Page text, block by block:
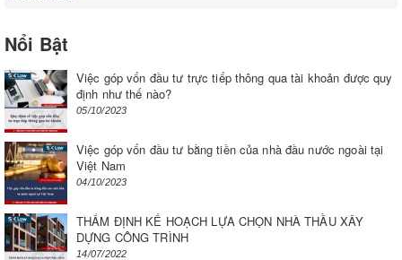
Nổi Bật
Việc góp vốn đầu tư trực tiếp thông qua tài khoản được quy
định như thế nào?
05/10/2023
Việc góp vốn đầu tư bằng tiền của nhà đầu nước ngoài tại
Việt Nam
04/10/2023
THẨM ĐỊNH KẾ HOẠCH LỰA CHỌN NHÀ THẦU XÂY
DỰNG CÔNG TRÌNH
14/07/2022